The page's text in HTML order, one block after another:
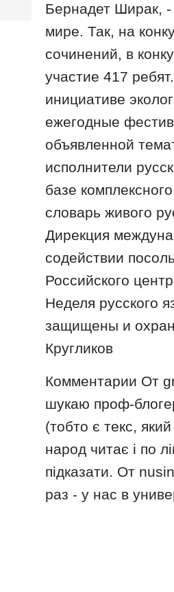
Бернадет Ширак, -
мире. Так, на
сочинений, в
участие 417
инициативе
ежегодные
объявленной
исполнители
базе
словарь живого
Дирекция
содействии
Российского
Неделя русского
защищены и
Кругликов
Комментарии От
шукаю проф-
(тобто є текс,
народ читає і по
підказати. От
раз - у нас в